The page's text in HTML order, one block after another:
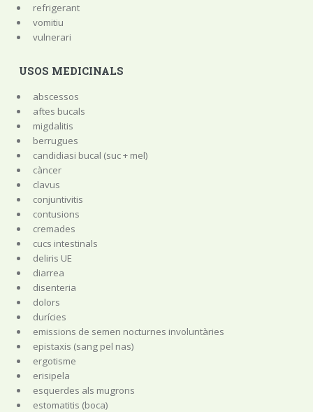
refrigerant
vomitiu
vulnerari
USOS MEDICINALS
abscessos
aftes bucals
migdalitis
berrugues
candidiasi bucal (suc + mel)
càncer
clavus
conjuntivitis
contusions
cremades
cucs intestinals
deliris UE
diarrea
disenteria
dolors
durícies
emissions de semen nocturnes involuntàries
epistaxis (sang pel nas)
ergotisme
erisipela
esquerdes als mugrons
estomatitis (boca)